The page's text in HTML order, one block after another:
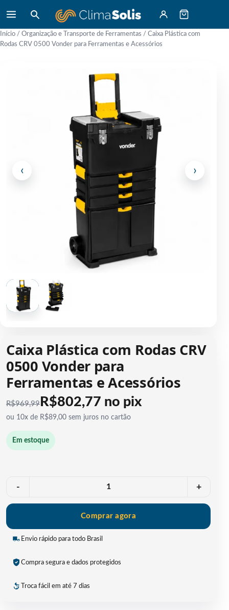
Início / Organização e Transporte de Ferramentas / Caixa Plástica com
Rodas CRV 0500 Vonder para Ferramentas e Acessórios
1 / 2
‹ ›
Caixa Plástica com Rodas CRV
0500 Vonder para
Ferramentas e Acessórios
R$969,99 R$802,77 no pix
ou 10x de R$89,00 sem juros no cartão
Em estoque
- +
Comprar agora
Envio rápido para todo Brasil
Compra segura e dados protegidos
Troca fácil em até 7 dias